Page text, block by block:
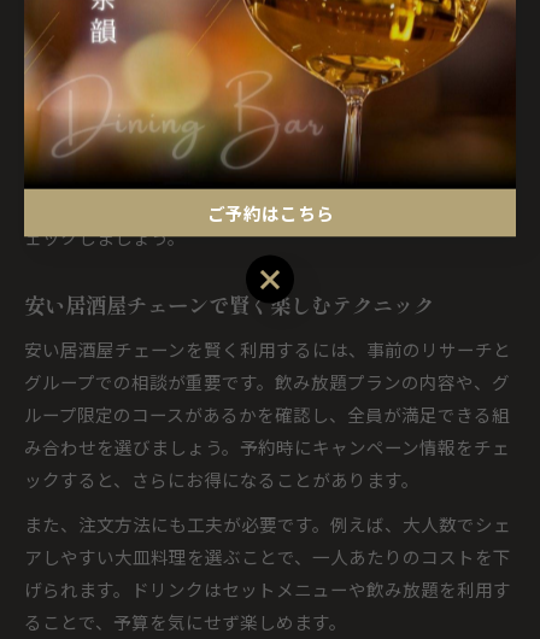
限定のセットメニューを活用すると、さらにお得に楽しむこ
とができます。
コスパ重視の方は、店舗検索で「居酒屋チェーン店 安い」
「居酒屋チェーン 大手 ランキング」などのキーワードを活
用し、事前に比較検討するのがおすすめです。失敗しないた
めには、口コミや公式サイトで提供メニューや料金を必ずチ
ェックしましょう。
安い居酒屋チェーンで賢く楽しむテクニック
安い居酒屋チェーンを賢く利用するには、事前のリサーチと
グループでの相談が重要です。飲み放題プランの内容や、グ
ループ限定のコースがあるかを確認し、全員が満足できる組
み合わせを選びましょう。予約時にキャンペーン情報をチェ
ックすると、さらにお得になることがあります。
また、注文方法にも工夫が必要です。例えば、大人数でシェ
アしやすい大皿料理を選ぶことで、一人あたりのコストを下
げられます。ドリンクはセットメニューや飲み放題を利用す
ることで、予算を気にせず楽しめます。
ご予約はこちら
ご予約はこちら